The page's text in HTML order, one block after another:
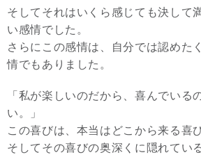
そしてそれはいくら感じても決して
い感情でした。
さらにこの感情は、自分では認めた
情でもありました。
「私が楽しいのだから、喜んでいる
い。」
この喜びは、本当はどこから来る喜
そしてその喜びの奥深くに隠れてい